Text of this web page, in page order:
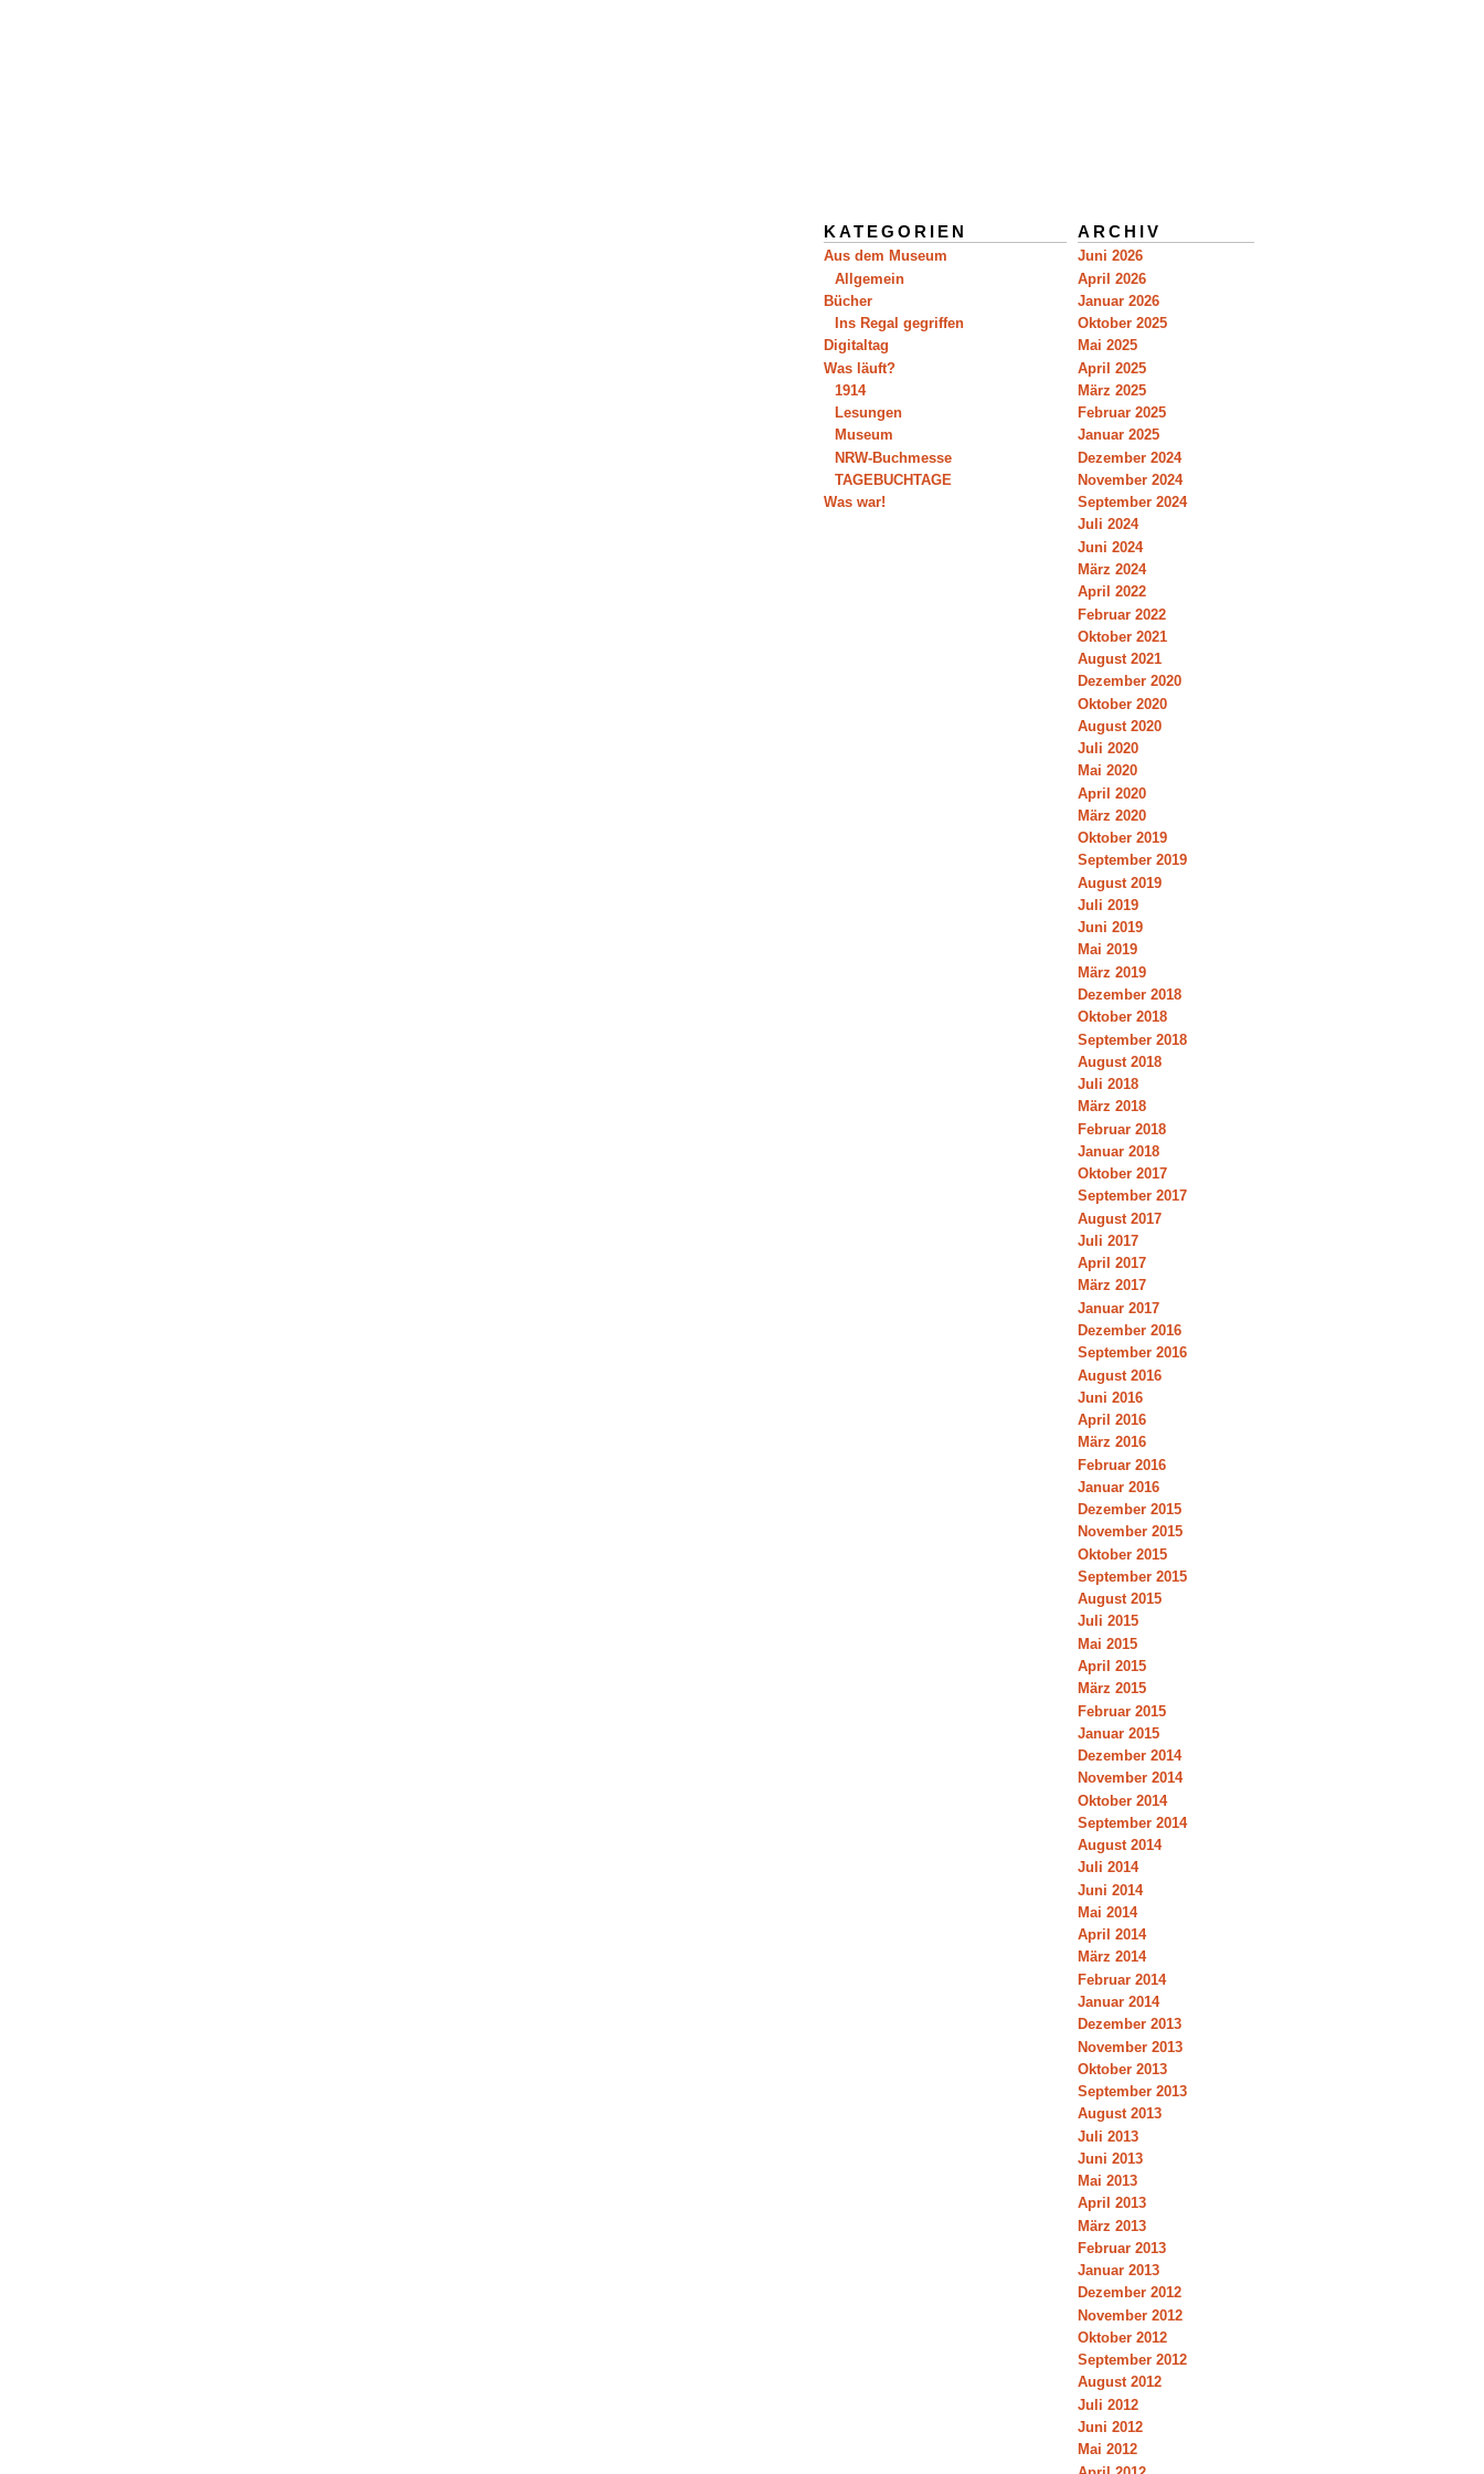
ARCHIV
Juni 2026
April 2026
Januar 2026
Oktober 2025
Mai 2025
April 2025
März 2025
Februar 2025
Januar 2025
Dezember 2024
November 2024
September 2024
Juli 2024
Juni 2024
März 2024
April 2022
Februar 2022
Oktober 2021
August 2021
Dezember 2020
Oktober 2020
August 2020
Juli 2020
Mai 2020
April 2020
März 2020
Oktober 2019
September 2019
August 2019
Juli 2019
Juni 2019
Mai 2019
März 2019
Dezember 2018
Oktober 2018
September 2018
August 2018
Juli 2018
März 2018
Februar 2018
Januar 2018
Oktober 2017
September 2017
August 2017
Juli 2017
April 2017
März 2017
Januar 2017
Dezember 2016
September 2016
August 2016
Juni 2016
April 2016
März 2016
Februar 2016
Januar 2016
Dezember 2015
November 2015
Oktober 2015
September 2015
August 2015
Juli 2015
Mai 2015
April 2015
März 2015
Februar 2015
Januar 2015
Dezember 2014
November 2014
Oktober 2014
September 2014
August 2014
Juli 2014
Juni 2014
Mai 2014
April 2014
März 2014
Februar 2014
Januar 2014
Dezember 2013
November 2013
Oktober 2013
September 2013
August 2013
Juli 2013
Juni 2013
Mai 2013
April 2013
März 2013
Februar 2013
Januar 2013
Dezember 2012
November 2012
Oktober 2012
September 2012
August 2012
Juli 2012
Juni 2012
Mai 2012
KATEGORIEN
Aus dem Museum
Allgemein
Bücher
Ins Regal gegriffen
Digitaltag
Was läuft?
1914
Lesungen
Museum
NRW-Buchmesse
TAGEBUCHTAGE
Was war!